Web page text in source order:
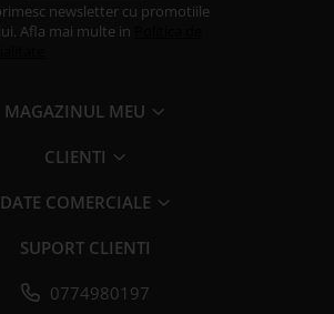
newsletter cu promotiile
Afla mai multe in
MAGAZINUL MEU
CLIENTI
DATE COMERCIALE
SUPORT CLIENTI
0774980197